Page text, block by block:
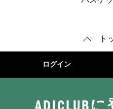
ト
ログイン